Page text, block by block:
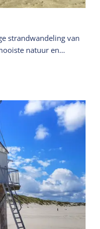
strandwandeling van
natuur en